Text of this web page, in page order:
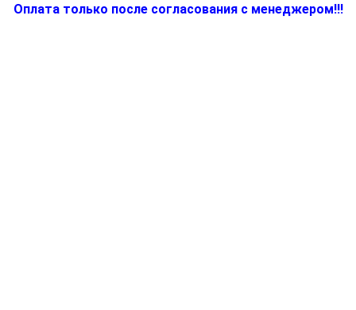
Оплата только после согласования с менеджером!!!